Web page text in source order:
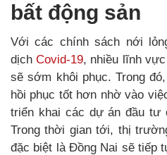
bất động sản
Với các chính sách nới
dịchCovid-19, nhiều lĩnh
sẽ sớm khôi phục. Trong
hồi phục tốt hơn nhờ vào
triển khai các dự án đầu tư
Trong thời gian tới, thị
đặc biệt là Đồng Nai sẽ tiếp